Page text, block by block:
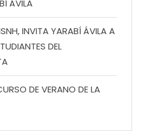
ÁVILA
INVITA YARABÍ ÁVILA A
DEL
DE VERANO DE LA